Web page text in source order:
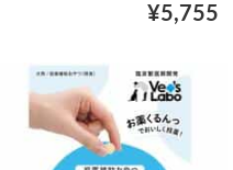
¥5,755